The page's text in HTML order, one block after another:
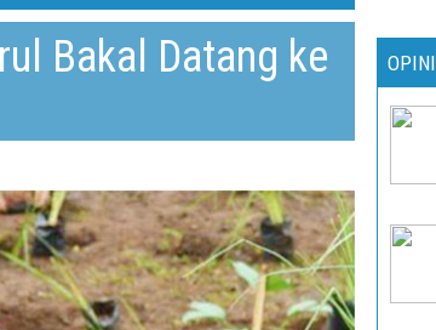
Bakal Datang ke
OPINI